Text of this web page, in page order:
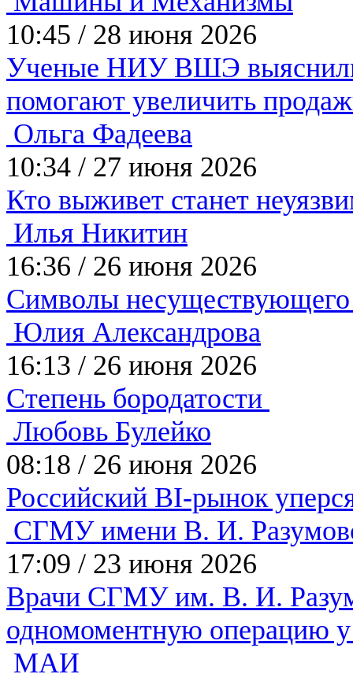
10:45 / 28 июня 2026
Ученые НИУ ВШЭ
помогают увеличить
Ольга Фадеева
10:34 / 27 июня 2026
Кто выживет станет
Илья Никитин
16:36 / 26 июня 2026
Символы
Юлия Александрова
16:13 / 26 июня 2026
Степень бородатости
Любовь Булейко
08:18 / 26 июня 2026
Российский BI-рынок
СГМУ имени В. И.
17:09 / 23 июня 2026
Врачи СГМУ им. В. И.
одномоментную операцию
МАИ